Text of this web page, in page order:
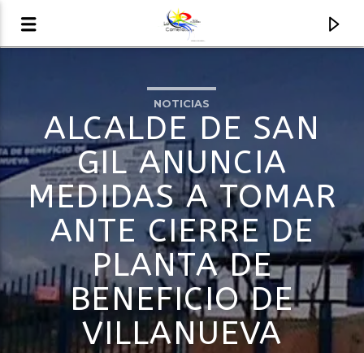
AUDIO EN VIVO
LA COMETA, SEÑALES A CIELO ABIERTO
NOTICIAS
ALCALDE DE SAN
GIL ANUNCIA
MEDIDAS A TOMAR
ANTE CIERRE DE
PLANTA DE
BENEFICIO DE
VILLANUEVA